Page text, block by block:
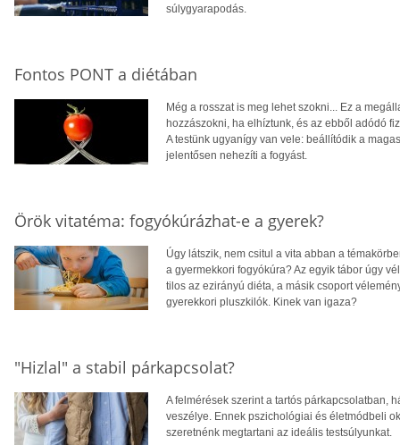
súlygyarapodás.
Fontos PONT a diétában
Még a rosszat is meg lehet szokni... Ez a
hozzászokni, ha elhíztunk, és az ebből adódó
A testünk ugyanígy van vele: beállítódik a
jelentősen nehezíti a fogyást.
Örök vitatéma: fogyókúrázhat-e a gyerek?
Úgy látszik, nem csitul a vita abban a
a gyermekkori fogyókúra? Az egyik tábor úgy
tilos az ezirányú diéta, a másik csoport
gyerekkori pluszkilók. Kinek van igaza?
"Hizlal" a stabil párkapcsolat?
A felmérések szerint a tartós párkapcsolatban,
veszélye. Ennek pszichológiai és életmódbeli
szeretnénk megtartani az ideális testsúlyunkat.